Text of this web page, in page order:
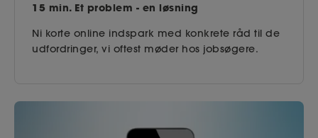
15 min. Et problem - en løsning
Ni korte online indspark med konkrete råd til de
udfordringer, vi oftest møder hos jobsøgere.